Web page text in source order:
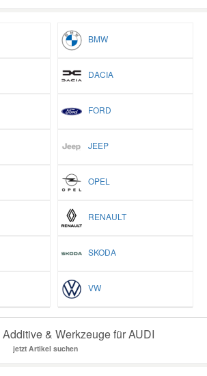
BMW
DACIA
FORD
JEEP
OPEL
RENAULT
SKODA
VW
& Werkzeuge für AUDI
jetzt Artikel suchen